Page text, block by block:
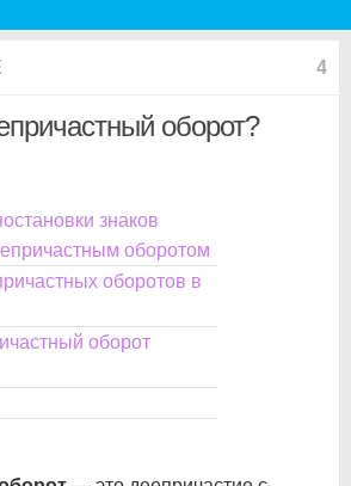
4
оборот?
знаков
оборотом
оборотов в
оборот